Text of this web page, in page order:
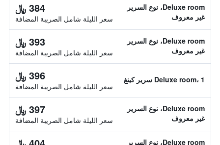
Deluxe room، نوع السرير
غير معروف
384 ﷼
سعر الليلة شامل الصريبة المضافة
Deluxe room، نوع السرير
غير معروف
393 ﷼
سعر الليلة شامل الصريبة المضافة
Deluxe room، 1 سرير كينغ 396 ﷼
سعر الليلة شامل الصريبة المضافة
Deluxe room، نوع السرير
غير معروف
397 ﷼
سعر الليلة شامل الصريبة المضافة
Deluxe room، نوع السرير